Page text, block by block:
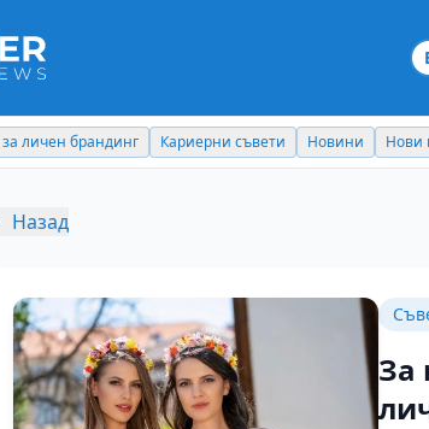
личен брандинг Кариерни съвети Новини Нови
Назад
За